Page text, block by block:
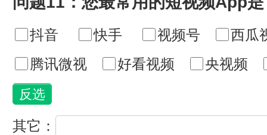
抖音 快手 视频号
西瓜
腾讯微视
好看视频 央视频
其它：